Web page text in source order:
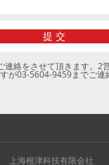
連絡をさせて頂きます。2
が03-5604-9459までご連
上海根津科技有限会社